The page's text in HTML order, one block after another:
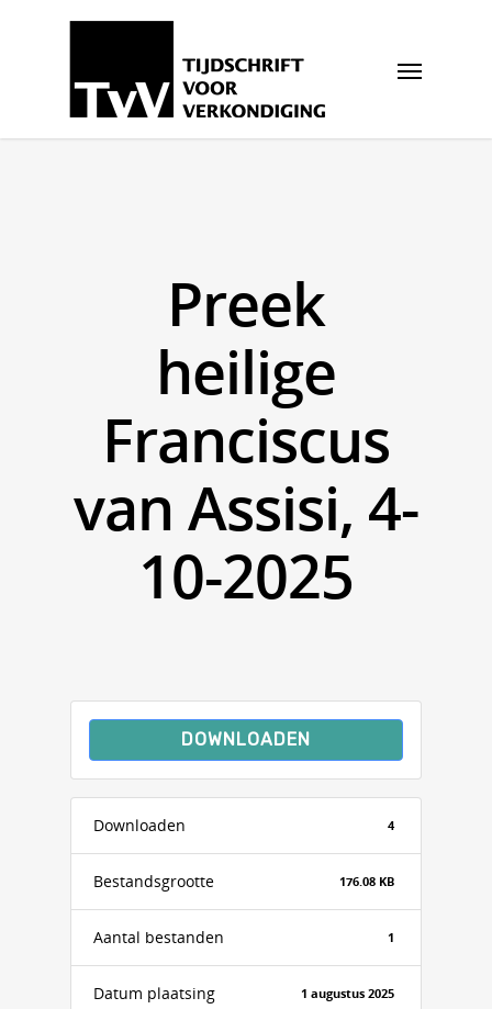
Preek
heilige
Franciscus
van Assisi, 4-
10-2025
DOWNLOADEN
Downloaden 4
Bestandsgrootte 176.08 KB
Aantal bestanden 1
Datum plaatsing 1 augustus 2025